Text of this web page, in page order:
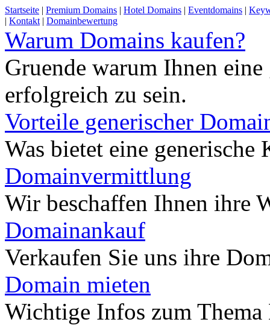
Startseite | Premium Domains | Hotel Domains | Eventdomains |
| Kontakt | Domainbewertung
Warum Domains kaufen?
Gruende warum Ihnen
erfolgreich zu sein.
Vorteile generischer
Was bietet eine
Domainvermittlung
Wir beschaffen Ihnen ihre
Domainankauf
Verkaufen Sie uns ihre
Domain mieten
Wichtige Infos zum